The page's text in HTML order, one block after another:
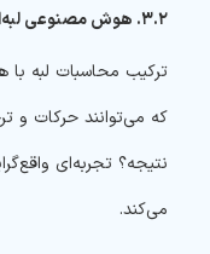
۳.۲. هوش مصنوعی لبه‌ای
ترکیب محاسبات لبه با
که می‌توانند حرکات و
نتیجه؟ تجربه‌ای
می‌کند.